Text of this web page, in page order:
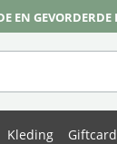
EN GEVORDERDE
Kleding